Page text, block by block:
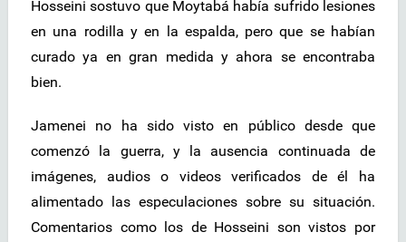
Hosseini sostuvo que Moytabá había sufrido lesiones
en una rodilla y en la espalda, pero que se habían
curado ya en gran medida y ahora se encontraba
bien.
Jamenei no ha sido visto en público desde que
comenzó la guerra, y la ausencia continuada de
imágenes, audios o videos verificados de él ha
alimentado las especulaciones sobre su situación.
Comentarios como los de Hosseini son vistos por